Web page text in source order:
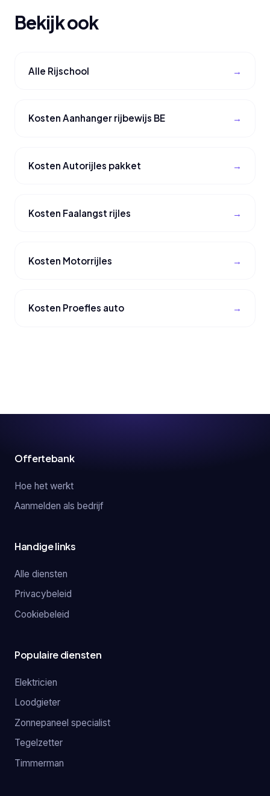
Bekijk ook
Alle Rijschool
Kosten Aanhanger rijbewijs BE
Kosten Autorijles pakket
Kosten Faalangst rijles
Kosten Motorrijles
Kosten Proefles auto
Offertebank
Hoe het werkt
Aanmelden als bedrijf
Handige links
Alle diensten
Privacybeleid
Cookiebeleid
Populaire diensten
Elektricien
Loodgieter
Zonnepaneel specialist
Tegelzetter
Timmerman